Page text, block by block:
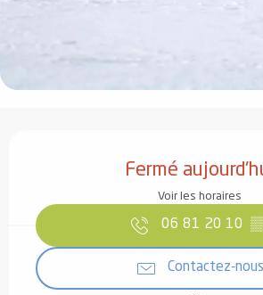
Fermé
Voir les horaires
06 81 20 10
Contactez-nous